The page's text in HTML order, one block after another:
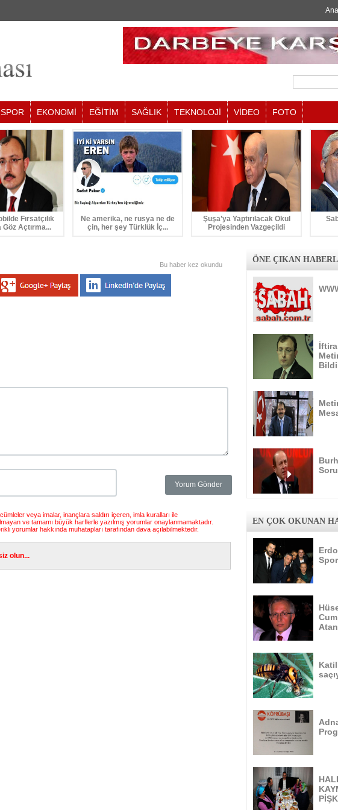
SPOR EKONOMİ EĞİTİM SAĞLIK TEKNOLOJİ VİDEO FOTO
Fırsatçılık
Göz Açtırma...
Ne amerika, ne rusya ne de
çin, her şey Türklük İç...
Şuşa’ya Yaptırılacak Okul
Projesinden Vazgeçildi
Bu haber kez okundu
veya imalar, inançlara saldırı içeren, imla kuralları ile
ve tamamı büyük harflerle yazılmış yorumlar onaylanmamaktadır.
yorumlar hakkında muhatapları tarafından dava açılabilmektedir.
olun...
ÖNE ÇIKAN
EN ÇOK OKUNAN